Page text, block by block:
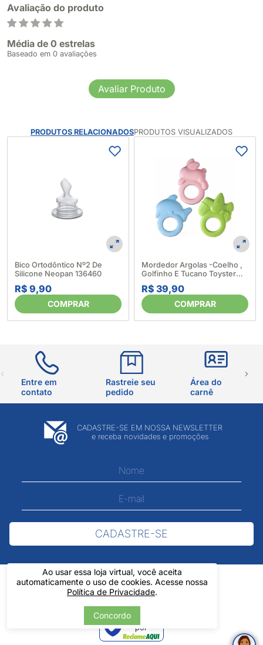
Avaliação do produto
Média de 0 estrelas
Baseado em 0 avaliações
Avaliar Produto
PRODUTOS RELACIONADOSPRODUTOS VISUALIZADOS
Bico Ortodôntico Nº2 De
Silicone Neopan 136460
R$ 9,90
COMPRAR
Mordedor Argolas -Coelho ,
Golfinho E Tucano Toyster
282423
R$ 39,90
COMPRAR
Ao usar essa loja virtual, você aceita
automaticamente o uso de cookies. Acesse nossa
Política de Privacidade.
Concordo
Entre em
contato
Rastreie seu
pedido
Área do
carnê
CADASTRE-SE EM NOSSA NEWSLETTER
e receba novidades e promoções
CADASTRE-SE
Verificada
por